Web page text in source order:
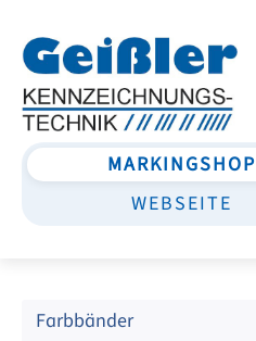
MARKINGSHOP
WEBSEITE
Farbbänder